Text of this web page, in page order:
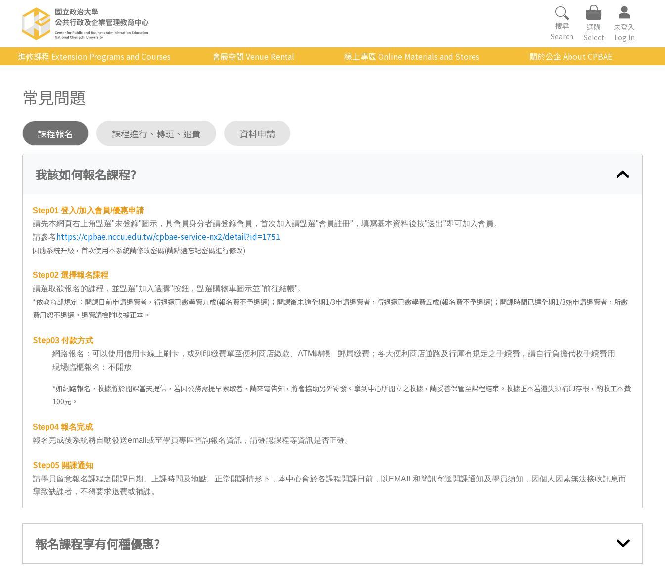
搜尋
Search
選購
Select
未登入
Log in
進修課程 Extension Programs and Courses
專業/學分
商管/永續
科技/生活
健康運動
日韓語
東南亞語
歐語及其他
語言檢定
採購專業
隨班附讀
會展空間 Venue Rental
使用辦法
會展快訊
線上專區 Online Materials and Stores
關於公企 About CPBAE
影音公企
常見問題
課程報名 課程進行、轉班、退費 資料申請
我該如何報名課程?
Step01 登入/加入會員/優惠申請
請先本網頁右上角點選"未登錄"圖示，具會員身分者請登錄會員，首次加入請點選"會員註冊"，填寫基本資料後按"送出"即可加入會員。
請參考https://cpbae.nccu.edu.tw/cpbae-service-nx2/detail?id=1751
因應系統升級，首次使用本系統請修改密碼(請點選忘記密碼進行修改)
Step02 選擇報名課程
請選取欲報名的課程，並點選"加入選購"按鈕，點選購物車圖示並"前往結帳"。
*依教育部規定：開課日前申請退費者，得退還已繳學費九成(報名費不予退還)；開課後未逾全期1/3申請退費者，得退還已繳學費五成(報名費不予退還)；開課時間已達全期1/3始申請退費者，所繳
費用恕不退還。退費請檢附收據正本。
Step03 付款方式
網路報名：可以使用信用卡線上刷卡，或列印繳費單至便利商店繳款、ATM轉帳、郵局繳費；各大便利商店通路及行庫有規定之手續費，請自行負擔代收手續費用
現場臨櫃報名：不開放
*如網路報名，收據將於開課當天提供，若因公務需提早索取者，請來電告知，將會協助另外寄發。拿到中心所開立之收據，請妥善保管至課程結束。收據正本若遺失須補印存根，酌收工本費
100元。
Step04 報名完成
報名完成後系統將自動發送email或至學員專區查詢報名資訊，請確認課程等資訊是否正確。
Step05 開課通知
請學員留意報名課程之開課日期、上課時間及地點。正常開課情形下，本中心會於各課程開課日前，以EMAIL和簡訊寄送開課通知及學員須知，因個人因素無法接收訊息而
導致缺課者，不得要求退費或補課。
報名課程享有何種優惠?